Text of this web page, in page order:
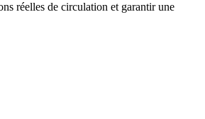
réelles de circulation et garantir une